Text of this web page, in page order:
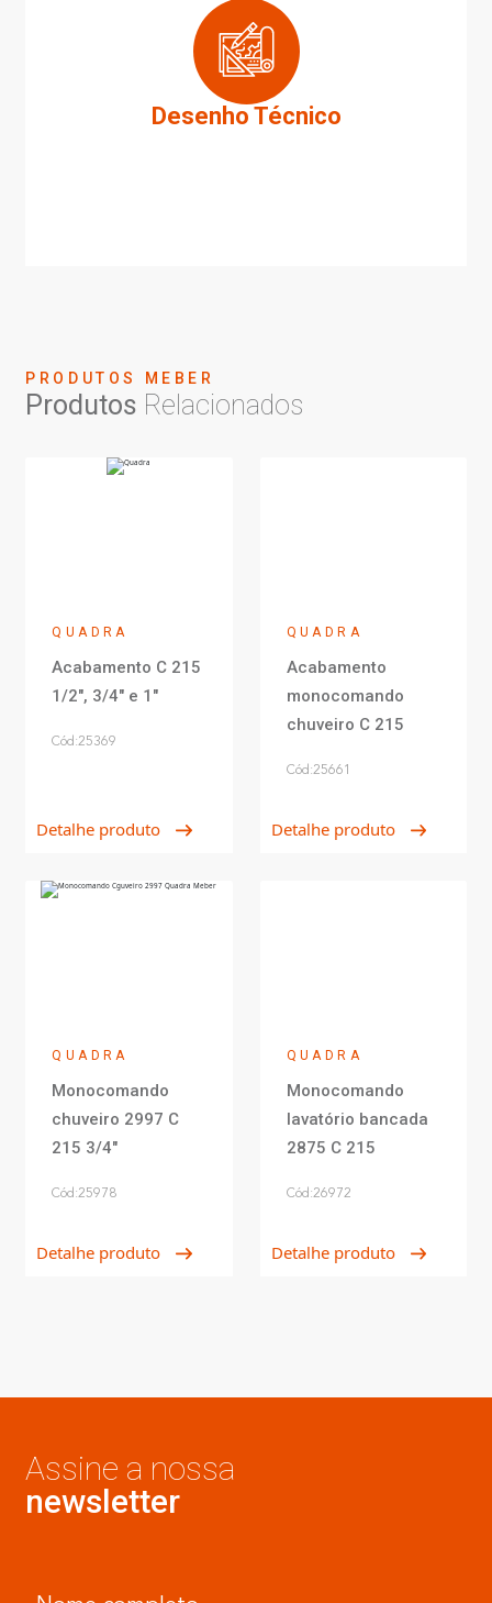
Desenho Técnico
PRODUTOS MEBER
Produtos Relacionados
QUADRA
Acabamento C 215
1/2", 3/4" e 1"
Cód:25369
Detalhe produto
QUADRA
Acabamento
monocomando
chuveiro C 215
Cód:25661
Detalhe produto
QUADRA
Monocomando
chuveiro 2997 C
215 3/4"
Cód:25978
Detalhe produto
QUADRA
Monocomando
lavatório bancada
2875 C 215
Cód:26972
Detalhe produto
Assine a nossa
newsletter